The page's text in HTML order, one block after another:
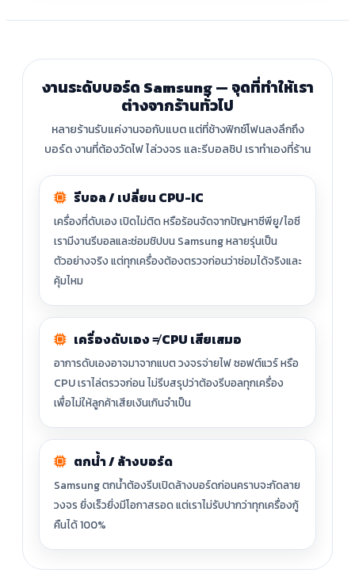
งานระดับบอร์ด Samsung — จุดที่ทำให้เรา
ต่างจากร้านทั่วไป
หลายร้านรับแค่งานจอกับแบต แต่ที่ช้างฟิกซ์โฟนลงลึกถึง
บอร์ด งานที่ต้องวัดไฟ ไล่วงจร และรีบอลชิป เราทำเองที่ร้าน
รีบอล / เปลี่ยน CPU-IC
เครื่องที่ดับเอง เปิดไม่ติด หรือร้อนจัดจากปัญหาซีพียู/ไอซี
เรามีงานรีบอลและซ่อมชิปบน Samsung หลายรุ่นเป็น
ตัวอย่างจริง แต่ทุกเครื่องต้องตรวจก่อนว่าซ่อมได้จริงและ
คุ้มไหม
เครื่องดับเอง ≠ CPU เสียเสมอ
อาการดับเองอาจมาจากแบต วงจรจ่ายไฟ ซอฟต์แวร์ หรือ
CPU เราไล่ตรวจก่อน ไม่รีบสรุปว่าต้องรีบอลทุกเครื่อง
เพื่อไม่ให้ลูกค้าเสียเงินเกินจำเป็น
ตกน้ำ / ล้างบอร์ด
Samsung ตกน้ำต้องรีบเปิดล้างบอร์ดก่อนคราบจะกัดลาย
วงจร ยิ่งเร็วยิ่งมีโอกาสรอด แต่เราไม่รับปากว่าทุกเครื่องกู้
คืนได้ 100%